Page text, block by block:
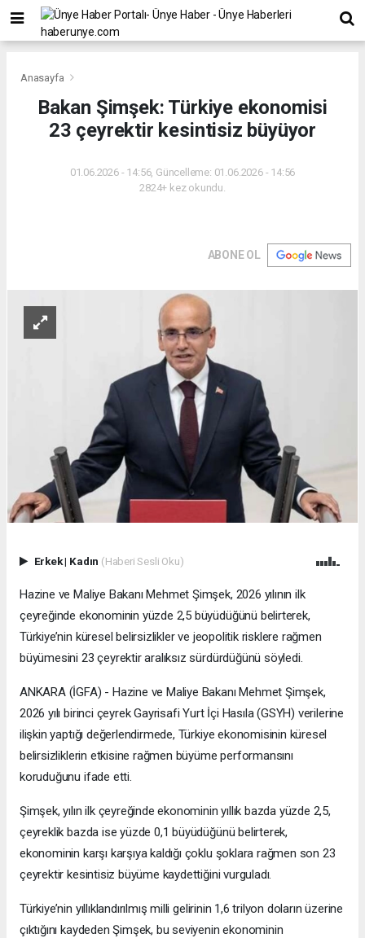
Anasayfa
Bakan Şimşek: Türkiye ekonomisi
23 çeyrektir kesintisiz büyüyor
01.06.2026 - 14:56, Güncelleme: 01.06.2026 - 14:56
2824+ kez okundu.
ABONE OL
Erkek| Kadın (Haberi Sesli Oku)
Hazine ve Maliye Bakanı Mehmet Şimşek, 2026 yılının ilk
çeyreğinde ekonominin yüzde 2,5 büyüdüğünü belirterek,
Türkiye’nin küresel belirsizlikler ve jeopolitik risklere rağmen
büyümesini 23 çeyrektir aralıksız sürdürdüğünü söyledi.
ANKARA (İGFA) - Hazine ve Maliye Bakanı Mehmet Şimşek,
2026 yılı birinci çeyrek Gayrisafi Yurt İçi Hasıla (GSYH) verilerine
ilişkin yaptığı değerlendirmede, Türkiye ekonomisinin küresel
belirsizliklerin etkisine rağmen büyüme performansını
koruduğunu ifade etti.
Şimşek, yılın ilk çeyreğinde ekonominin yıllık bazda yüzde 2,5,
çeyreklik bazda ise yüzde 0,1 büyüdüğünü belirterek,
ekonominin karşı karşıya kaldığı çoklu şoklara rağmen son 23
çeyrektir kesintisiz büyüme kaydettiğini vurguladı.
Türkiye’nin yıllıklandırılmış milli gelirinin 1,6 trilyon doların üzerine
çıktığını kaydeden Şimşek, bu seviyenin ekonominin